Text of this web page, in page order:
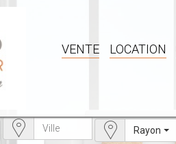
VENTE LOCATION
Rayon